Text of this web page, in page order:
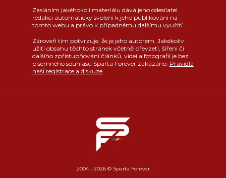
Zasláním jakéhokoli materiálu dává jeho odesílatel
redakci automaticky svolení k jeho publikování na
tomto webu a právo k případnému dalšímu využití.
Zároveň tím potvrzuje, že je jeho autorem. Jakékoliv
užití obsahu těchto stránek včetně převzetí, šíření či
dalšího zpřístupňování článků, videí a fotografií je bez
písemného souhlasu Sparta Forever zakázáno. Pravidla
naší registrace a diskuze.
2004 - 2026 © Sparta Forever